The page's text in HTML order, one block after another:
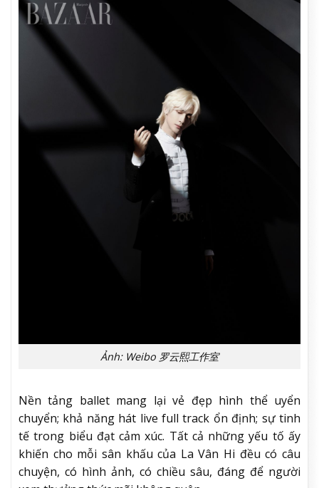
Ảnh: Weibo 罗云熙工作室
Nền tảng ballet mang lại vẻ đẹp hình thể uyển
chuyển; khả năng hát live full track ổn định; sự tinh
tế trong biểu đạt cảm xúc. Tất cả những yếu tố ấy
khiến cho mỗi sân khấu của La Vân Hi đều có câu
chuyện, có hình ảnh, có chiều sâu, đáng để người